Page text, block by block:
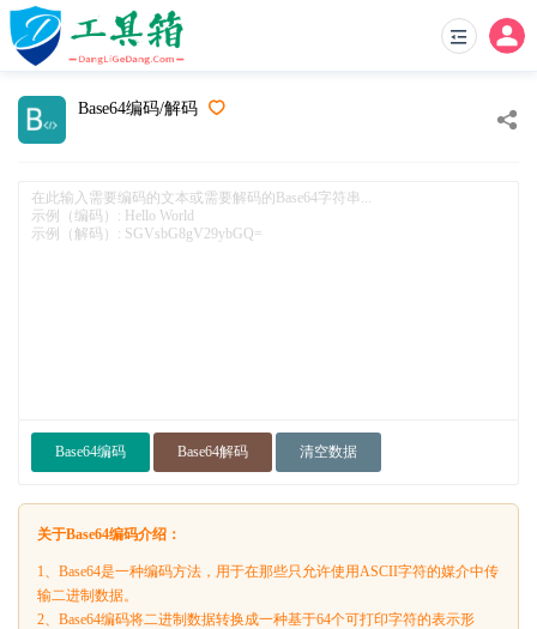
Base64编码/解码
Base64编码 Base64解码 清空数据
关于Base64编码介绍：
1、Base64是一种编码方法，用于在那些只允许使用ASCII字符的媒介中传
输二进制数据。
2、Base64编码将二进制数据转换成一种基于64个可打印字符的表示形